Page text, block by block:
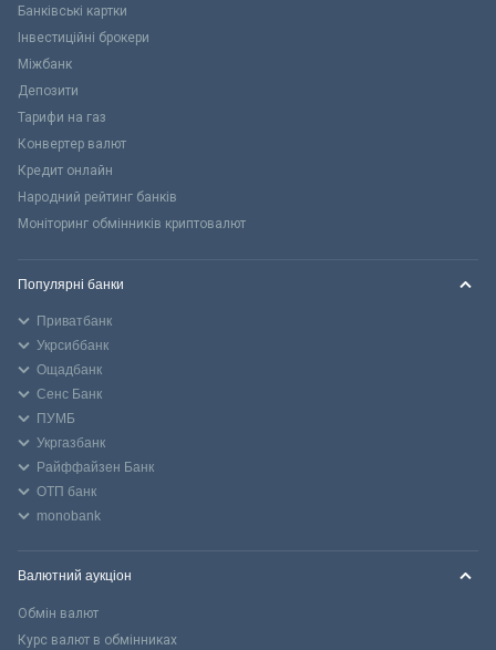
Банківські картки
Інвестиційні брокери
Міжбанк
Депозити
Тарифи на газ
Конвертер валют
Кредит онлайн
Народний рейтинг банків
Моніторинг обмінників криптовалют
Популярні банки
Приватбанк
Укрсиббанк
Ощадбанк
Сенс Банк
ПУМБ
Укргазбанк
Райффайзен Банк
ОТП банк
monobank
Валютний аукціон
Обмін валют
Курс валют в обмінниках